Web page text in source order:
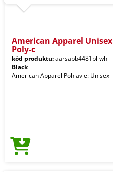
American Apparel Unisex
Poly-c
kód produktu:aarsabb4481bl-wh-l
Black
American Apparel Pohlavie: Unisex